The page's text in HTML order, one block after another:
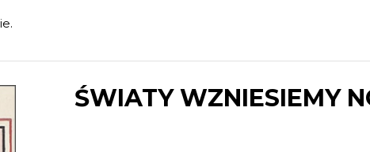
ŚWIATY WZNIESIEMY